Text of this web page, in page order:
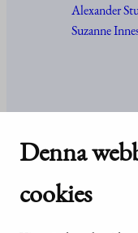
Denna
cookies
Alexander
Suzanne
Kontakt
För media